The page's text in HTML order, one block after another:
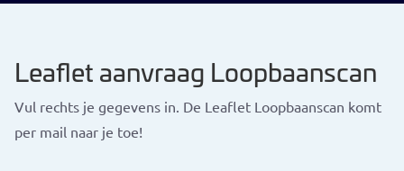
Leaflet aanvraag Loopbaanscan
Vul rechts je gegevens in. De Leaflet Loopbaanscan komt
per mail naar je toe!